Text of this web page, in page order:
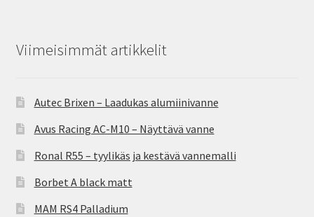
Viimeisimmät artikkelit
Autec Brixen – Laadukas alumiinivanne
Avus Racing AC-M10 – Näyttävä vanne
Ronal R55 – tyylikäs ja kestävä vannemalli
Borbet A black matt
MAM RS4 Palladium